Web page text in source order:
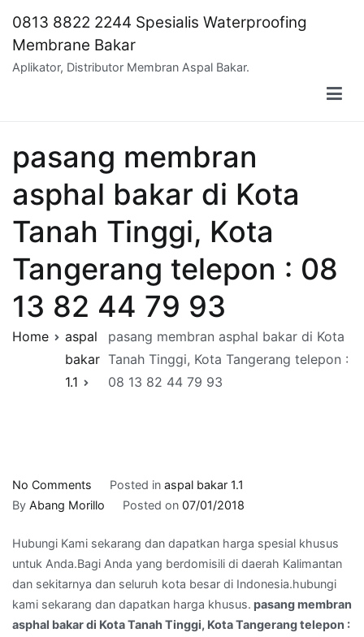
content
0813 8822 2244 Spesialis Waterproofing
Membrane Bakar
Aplikator, Distributor Membran Aspal Bakar.
pasang membran
asphal bakar di Kota
Tanah Tinggi, Kota
Tangerang telepon : 08
13 82 44 79 93
Home
aspal
bakar
1.1
pasang membran asphal bakar di Kota
Tanah Tinggi, Kota Tangerang telepon :
08 13 82 44 79 93
No Comments
pasang
asphal
bakar
di
Kota
Tanah
Posted in aspal bakar 1.1
By Abang Morillo Posted on 07/01/2018
Hubungi Kami sekarang dan dapatkan harga spesial khusus
untuk Anda.Bagi Anda yang berdomisili di daerah Kalimantan
dan sekitarnya dan seluruh kota besar di Indonesia.hubungi
kami sekarang dan dapatkan harga khusus. pasang membran
asphal bakar di Kota Tanah Tinggi, Kota Tangerang telepon :